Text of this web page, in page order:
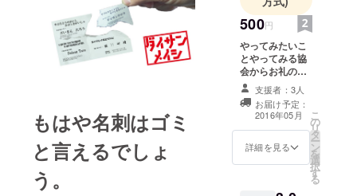
もはや名刺はゴミ
と言えるでしょ
う。
家業である
コンビニ業
の店長をす
る傍らLINE
スタンプ
『田端』イ
ラスト制
作。田端に
500円
やってみたいこ
とやってみる協
会からお礼の
メッセージを送
らせていただき
ます。
支援者：3人
お届け予定：
2016年05月
詳細を見る
こ
の
リ
タ
ー
ン
を
選
択
す
る